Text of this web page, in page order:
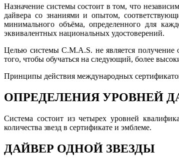
Назначение системы состоит в том, что
дайвера со знаниями и опытом,
минимального объёма, определенного для
эквивалентных национальных удостоверений.
Целью системы C.M.A.S. не является получение
того, чтобы обучаться на следующий, более
Принципы действия международных
ОПРЕДЕЛЕНИЯ УРОВНЕЙ
Система состоит из четырех уровней
количества звезд в сертификате и эмблеме.
ДАЙВЕР ОДНОЙ ЗВЕЗДЫ